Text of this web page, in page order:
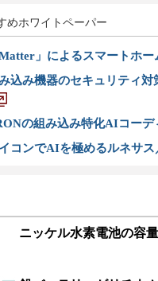
めホワイトペーパー
Matter」によるスマートホ
込み機器のセキュリティ
の組み込み特化AIコーデ
コンでAIを極めるルネサ
ニッケル水素電池の容